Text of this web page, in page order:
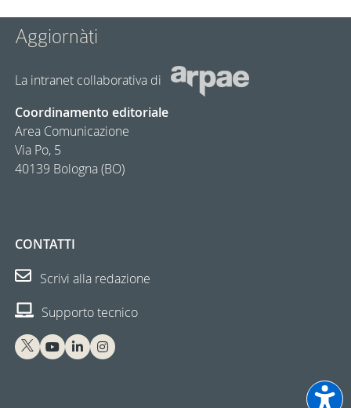
Aggiornàti
La intranet collaborativa di
Coordinamento editoriale
Area Comunicazione
Via Po, 5
40139 Bologna (BO)
CONTATTI
Scrivi alla redazione
Supporto tecnico